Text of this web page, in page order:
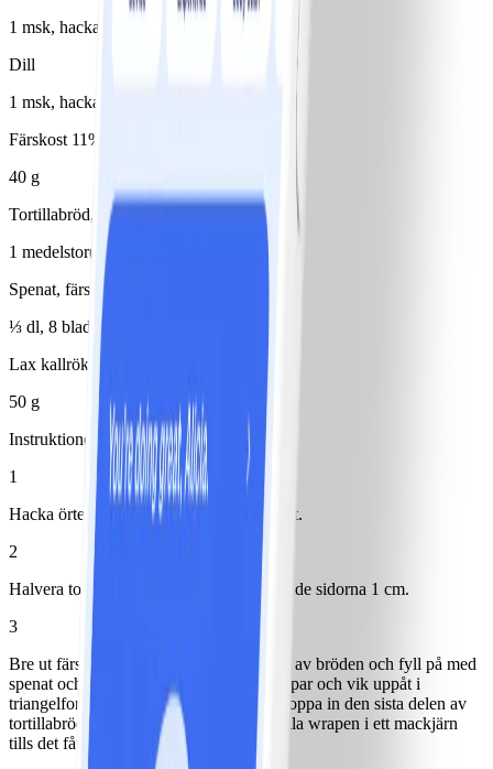
1 msk, hackad
Dill
1 msk, hackad
Färskost 11%
40 g
Tortillabröd, fullkorn
1 medelstor(t)/medelstora
Spenat, färsk
⅓ dl, 8 blad
Lax kallrökt
50 g
Instruktioner
1
Hacka örter och blanda ihop med färskost.
2
Halvera tortillabrödet och vik in de rundade sidorna 1 cm.
3
Bre ut färskoströran på nedre tredjedelen av bröden och fyll på med
spenat och lax. Krydda med salt och peppar och vik uppåt i
triangelform så att fyllningen omsluts. Stoppa in den sista delen av
tortillabrödet i den ficka som blir och grilla wrapen i ett mackjärn
tills det fått fin färg.